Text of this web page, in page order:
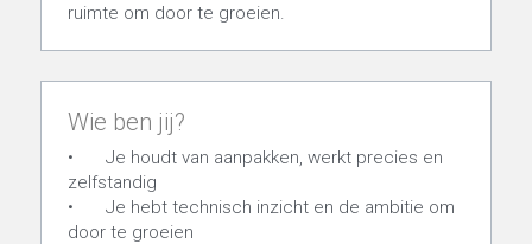
ruimte om door te groeien.
Wie ben jij?
•	Je houdt van aanpakken, werkt precies en
zelfstandig
•	Je hebt technisch inzicht en de ambitie om
door te groeien